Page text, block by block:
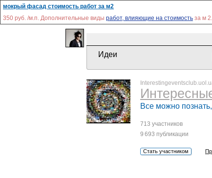
мокрый фасад стоимость работ за м2
350 руб. /м.п. Дополнительные виды работ, влияющие на стоимость за м
Идеи
Все можно
713 участников
9 693 публикации
Стать участником